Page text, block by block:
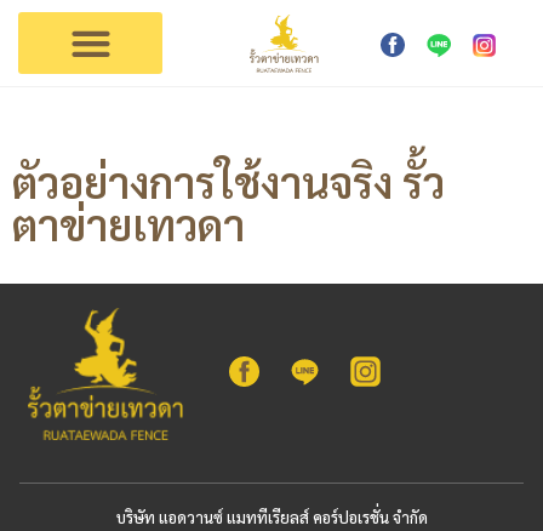
ตัวอย่างการใช้งานจริง รั้ว
ตาข่ายเทวดา
บริษัท แอดวานซ์ แมททีเรียลส์ คอร์ปอเรชั่น จำกัด